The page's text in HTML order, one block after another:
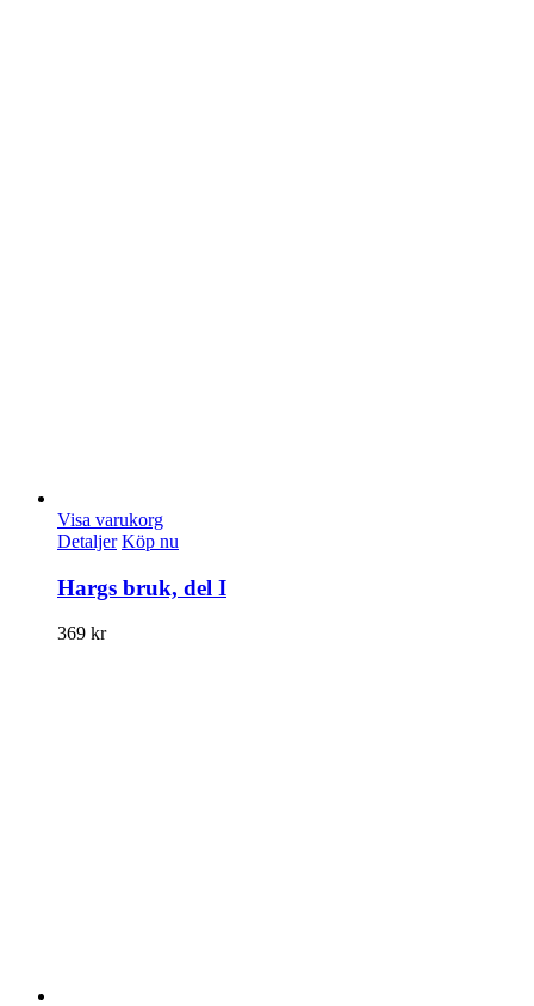
Visa varukorg
Detaljer Köp nu
Hargs bruk, del I
369 kr